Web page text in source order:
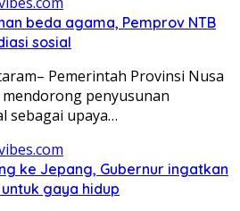
beda agama, Pemprov NTB
sosial
Pemerintah Provinsi Nusa
penyusunan
sebagai upaya…
ke Jepang, Gubernur ingatkan
gaya hidup